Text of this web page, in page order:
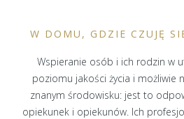
W DOMU, GDZIE CZUJĘ
Wspieranie osób i ich rodzin w
poziomu jakości życia i możliwie
znanym środowisku: jest to
opiekunek i opiekunów. Ich